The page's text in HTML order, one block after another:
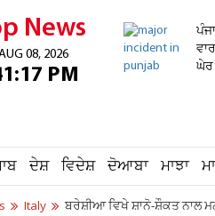
News
08, 2026
PM
ਘੇਰ
ਦੇਸ਼ ਵਿਦੇਸ਼ ਦੋਆਬਾ ਮਾਝਾ
Italy ਬਰੇਸ਼ੀਆ ਵਿਖੇ ਸ਼ਾਨੋ-ਸ਼ੌਕਤ ਨਾਲ